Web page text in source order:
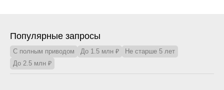
Популярные запросы
С полным приводом До 1.5 млн ₽
Не старше 5 лет
До 2.5 млн ₽